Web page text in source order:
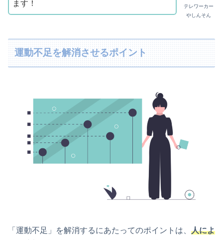
テレワーカー
やしんそん
ます！
運動不足を解消させるポイント
「運動不足」を解消するにあたってのポイントは、 人によ